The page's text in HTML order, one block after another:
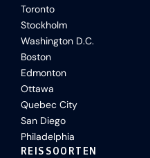
Toronto
Stockholm
Washington D.C.
Boston
Edmonton
Ottawa
Quebec City
San Diego
Philadelphia
REISSOORTEN